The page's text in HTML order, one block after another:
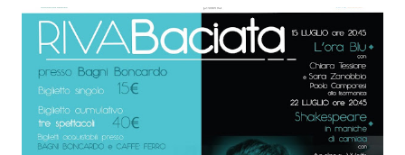
Eleonora si esibirà in trio, con Riccardo Roncagli
(pianoforte e basso) e Marco Pacassoni (batteria, vibrafono
e percussioni) a Brisighella, in provincia di Ravenna, negli
ampi spazi verdi del Podere La Berta.